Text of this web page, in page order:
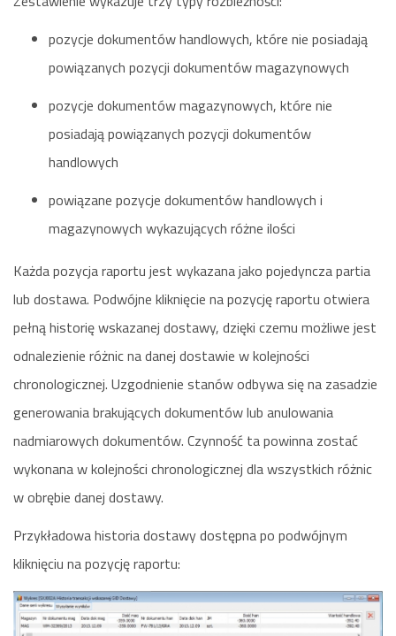
pozycje dokumentów handlowych, które nie posiadają
powiązanych pozycji dokumentów magazynowych
pozycje dokumentów magazynowych, które nie
posiadają powiązanych pozycji dokumentów
handlowych
powiązane pozycje dokumentów handlowych i
magazynowych wykazujących różne ilości
Każda pozycja raportu jest wykazana jako pojedyncza partia
lub dostawa. Podwójne kliknięcie na pozycję raportu otwiera
pełną historię wskazanej dostawy, dzięki czemu możliwe jest
odnalezienie różnic na danej dostawie w kolejności
chronologicznej. Uzgodnienie stanów odbywa się na zasadzie
generowania brakujących dokumentów lub anulowania
nadmiarowych dokumentów. Czynność ta powinna zostać
wykonana w kolejności chronologicznej dla wszystkich różnic
w obrębie danej dostawy.
Przykładowa historia dostawy dostępna po podwójnym
kliknięciu na pozycję raportu: